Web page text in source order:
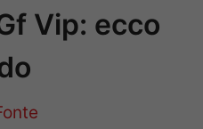
Vip: ecco